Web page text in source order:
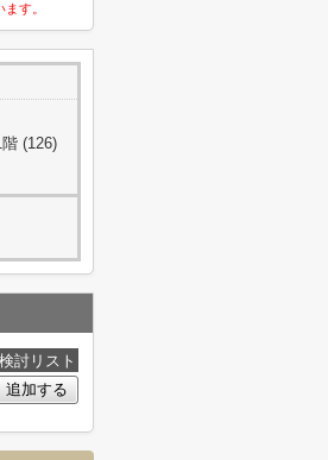
す。
(126)
検討リスト
追加する